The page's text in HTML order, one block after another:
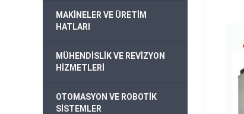
MAKİNELER VE ÜRETİM
HATLARI
MÜHENDİSLİK VE REVİZYON
HİZMETLERİ
OTOMASYON VE ROBOTİK
SİSTEMLER